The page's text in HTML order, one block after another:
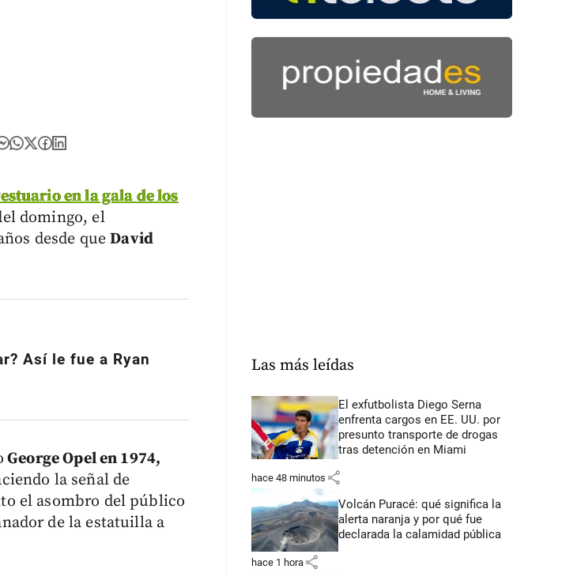
en la gala de los
domingo, el
desde queDavid
Así le fue a Ryan
George Opel en 1974,
la señal de
el asombro del público
de la estatuilla a
Las más leídas
El exfutbolista Diego Serna
enfrenta cargos en EE. UU. por
presunto transporte de drogas
tras detención en Miami
hace 48 minutos share
Volcán Puracé: qué significa la
alerta naranja y por qué fue
declarada la calamidad pública
hace 1 hora share